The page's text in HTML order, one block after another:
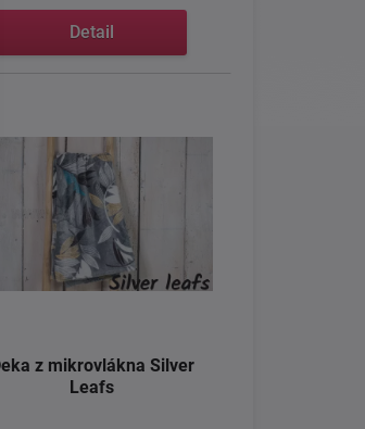
Detail
z mikrovlákna Silver
Leafs